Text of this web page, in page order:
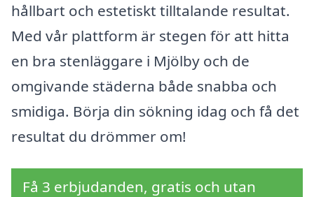
hållbart och estetiskt tilltalande resultat.
Med vår plattform är stegen för att hitta
en bra stenläggare i Mjölby och de
omgivande städerna både snabba och
smidiga. Börja din sökning idag och få det
resultat du drömmer om!
Få 3 erbjudanden, gratis och utan